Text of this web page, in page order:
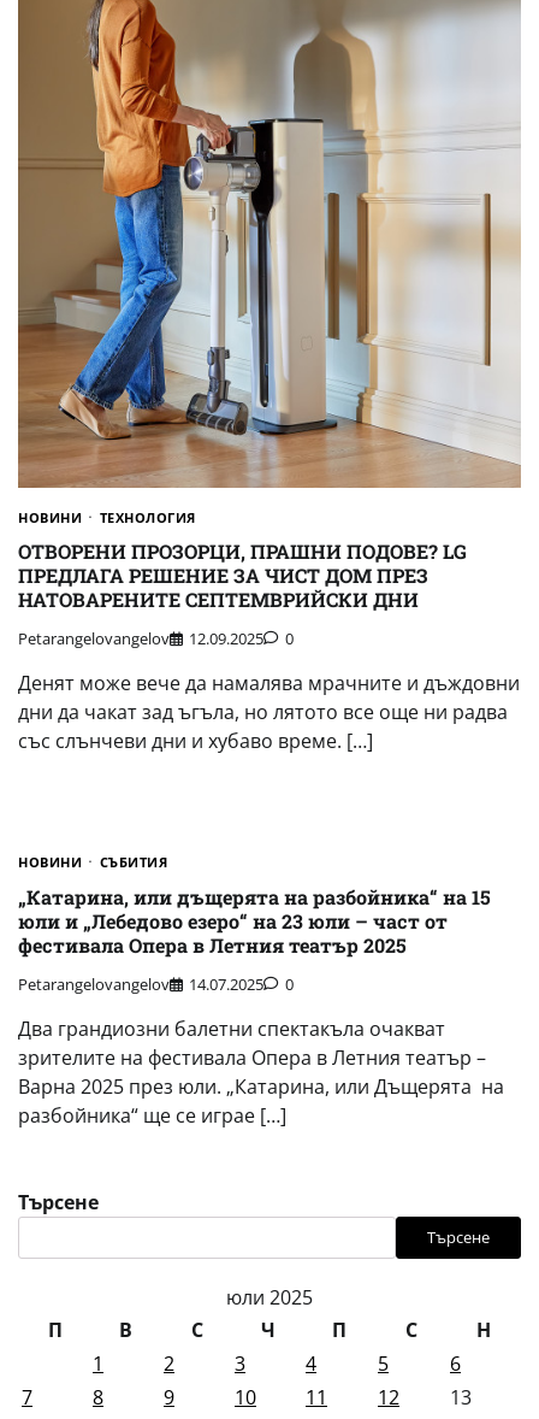
НОВИНИ ТЕХНОЛОГИЯ
ОТВОРЕНИ ПРОЗОРЦИ, ПРАШНИ ПОДОВЕ? LG
ПРЕДЛАГА РЕШЕНИЕ ЗА ЧИСТ ДОМ ПРЕЗ
НАТОВАРЕНИТЕ СЕПТЕМВРИЙСКИ ДНИ
Petarangelovangelov 12.09.2025 0
Денят може вече да намалява мрачните и дъждовни
дни да чакат зад ъгъла, но лятото все още ни радва
със слънчеви дни и хубаво време. […]
НОВИНИ СЪБИТИЯ
„Катарина, или дъщерята на разбойника“ на 15
юли и „Лебедово езеро“ на 23 юли – част от
фестивала Опера в Летния театър 2025
Petarangelovangelov 14.07.2025 0
Два грандиозни балетни спектакъла очакват
зрителите на фестивала Опера в Летния театър –
Варна 2025 през юли. „Катарина, или Дъщерята на
разбойника“ ще се играе […]
Търсене
Търсене
юли 2025
П
В С Ч П С
Н
1
2 3 4 5
6
7
8 9 10 11 12
13